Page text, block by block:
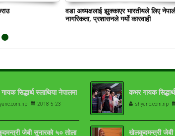
वडा अध्यक्षलाई झुक्काएर भारतीयले लिए
नागरिकता, प्रशासनले गर्याे कारवाही
सिद्धार्थ स्लाथिया नेपालमा
2018-5-23
जेबी सुनारको ५० तोला
कभर गायक
shyane.com.np
खेलकुदमन्त्री जेबी